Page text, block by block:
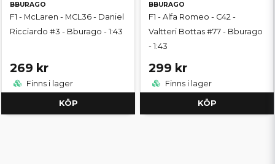
BBURAGO
F1 - McLaren - MCL36 - Daniel
Ricciardo #3 - Bburago - 1:43
269 kr
Finns i lager
KÖP
BBURAGO
F1 - Alfa Romeo - C42 -
Valtteri Bottas #77 - Bburago
- 1:43
299 kr
Finns i lager
KÖP